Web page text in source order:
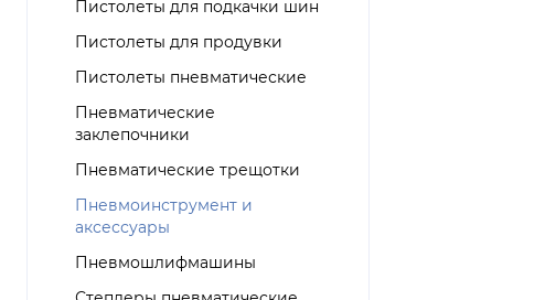
Пистолеты для подкачки шин
Пистолеты для продувки
Пистолеты пневматические
Пневматические
заклепочники
Пневматические трещотки
Пневмоинструмент и
аксессуары
Пневмошлифмашины